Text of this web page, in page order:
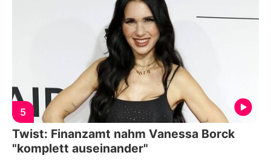
5
Twist: Finanzamt nahm Vanessa Borck
"komplett auseinander"